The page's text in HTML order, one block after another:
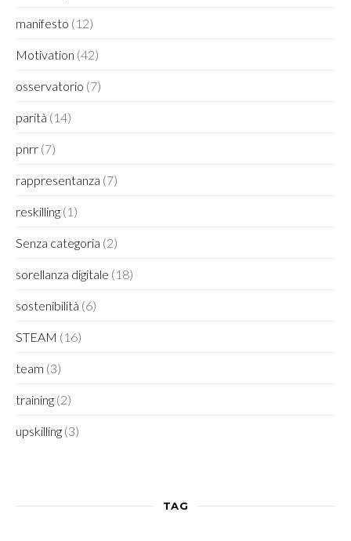
manifesto (12)
Motivation (42)
osservatorio (7)
parità (14)
pnrr (7)
rappresentanza (7)
reskilling (1)
Senza categoria (2)
sorellanza digitale (18)
sostenibilità (6)
STEAM (16)
team (3)
training (2)
upskilling (3)
TAG